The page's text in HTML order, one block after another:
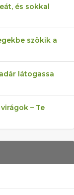
és sokkal
szökik a
látogassa
– Te